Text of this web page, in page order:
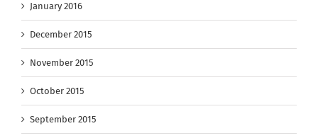
January 2016
December 2015
November 2015
October 2015
September 2015